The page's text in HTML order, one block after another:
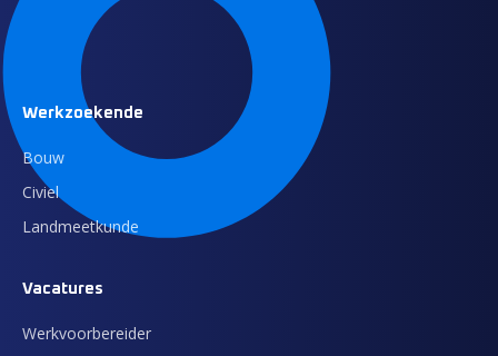
Werkzoekende
Bouw
Civiel
Landmeetkunde
Vacatures
Werkvoorbereider